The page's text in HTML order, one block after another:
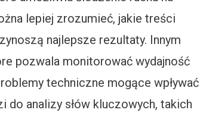
lepiej zrozumieć, jakie treści
najlepsze rezultaty. Innym
pozwala monitorować wydajność
techniczne mogące wpływać
do analizy słów kluczowych, takich